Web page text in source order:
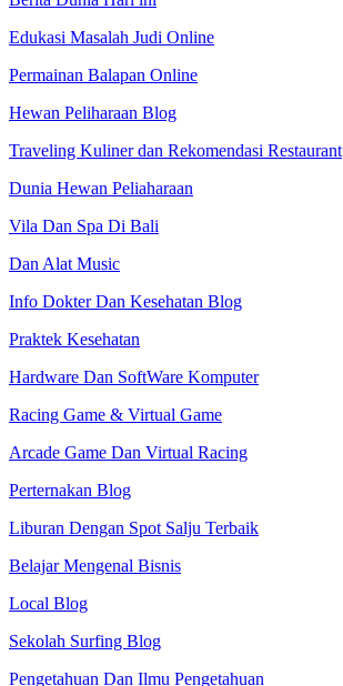
Edukasi Masalah Judi Online
Permainan Balapan Online
Hewan Peliharaan Blog
Traveling Kuliner dan Rekomendasi Restaurant
Dunia Hewan Peliaharaan
Vila Dan Spa Di Bali
Dan Alat Music
Info Dokter Dan Kesehatan Blog
Praktek Kesehatan
Hardware Dan SoftWare Komputer
Racing Game & Virtual Game
Arcade Game Dan Virtual Racing
Perternakan Blog
Liburan Dengan Spot Salju Terbaik
Belajar Mengenal Bisnis
Local Blog
Sekolah Surfing Blog
Pengetahuan Dan Ilmu Pengetahuan